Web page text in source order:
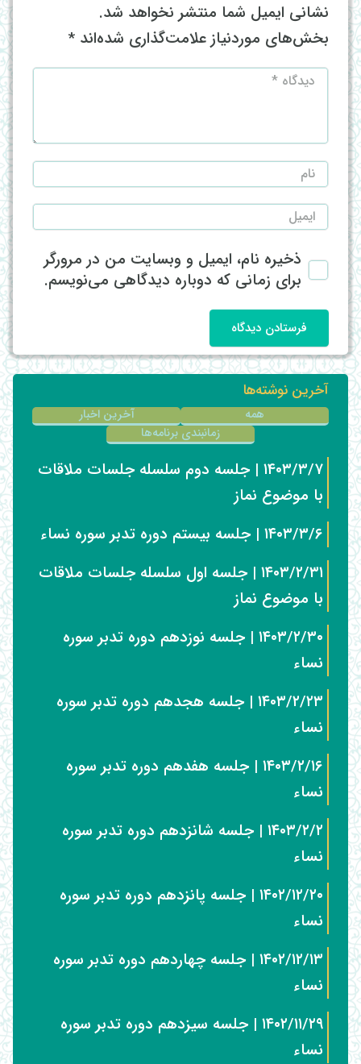
نشانی ایمیل شما منتشر نخواهد شد.
بخش‌های موردنیاز علامت‌گذاری شده‌اند *
ذخیره نام، ایمیل و وبسایت من در مرورگر
برای زمانی که دوباره دیدگاهی می‌نویسم.
فرستادن دیدگاه
آخرین نوشته‌ها
همه
آخرین اخبار
زمانبندی برنامه‌ها
۱۴۰۳/۳/۷ | جلسه دوم سلسله جلسات ملاقات
با موضوع نماز
۱۴۰۳/۳/۶ | جلسه بیستم دوره تدبر سوره نساء
۱۴۰۳/۲/۳۱ | جلسه اول سلسله جلسات ملاقات
با موضوع نماز
۱۴۰۳/۲/۳۰ | جلسه نوزدهم دوره تدبر سوره
نساء
۱۴۰۳/۲/۲۳ | جلسه هجدهم دوره تدبر سوره
نساء
۱۴۰۳/۲/۱۶ | جلسه هفدهم دوره تدبر سوره
نساء
۱۴۰۳/۲/۲ | جلسه شانزدهم دوره تدبر سوره
نساء
۱۴۰۲/۱۲/۲۰ | جلسه پانزدهم دوره تدبر سوره
نساء
۱۴۰۲/۱۲/۱۳ | جلسه چهاردهم دوره تدبر سوره
نساء
۱۴۰۲/۱۱/۲۹ | جلسه سیزدهم دوره تدبر سوره
نساء